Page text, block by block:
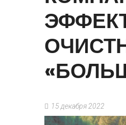
15 декабря 2022